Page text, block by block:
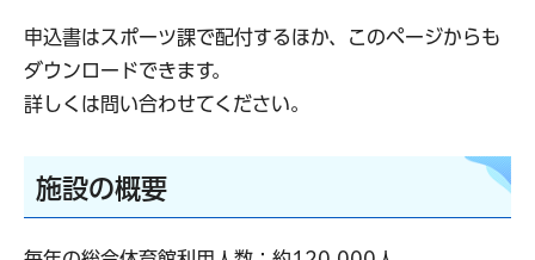
申込書はスポーツ課で配付するほか、このページからも
ダウンロードできます。
詳しくは問い合わせてください。
施設の概要